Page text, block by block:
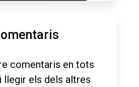
comentaris en tots
llegir els dels altres